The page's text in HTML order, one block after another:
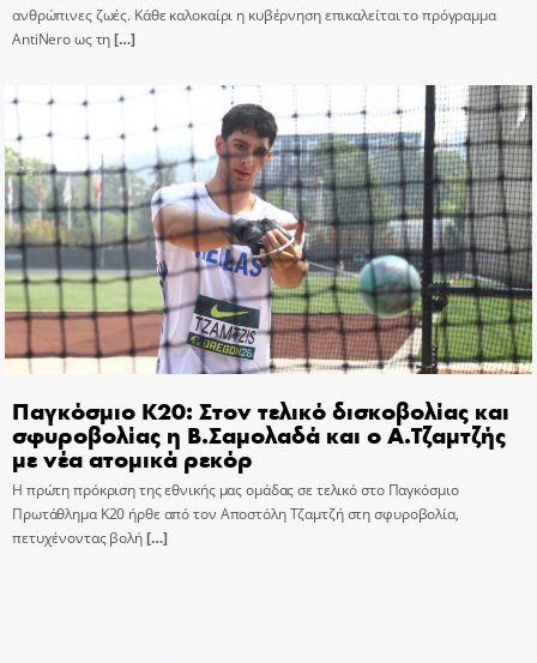
ανθρώπινες ζωές. Κάθε καλοκαίρι η κυβέρνηση επικαλείται το πρόγραμμα
AntiNero ως τη[…]
Παγκόσμιο Κ20: Στον τελικό δισκοβολίας και
σφυροβολίας η Β.Σαμολαδά και ο Α.Τζαμτζής
με νέα ατομικά ρεκόρ
Η πρώτη πρόκριση της εθνικής μας ομάδας σε τελικό στο Παγκόσμιο
Πρωτάθλημα Κ20 ήρθε από τον Αποστόλη Τζαμτζή στη σφυροβολία,
πετυχένοντας βολή[…]